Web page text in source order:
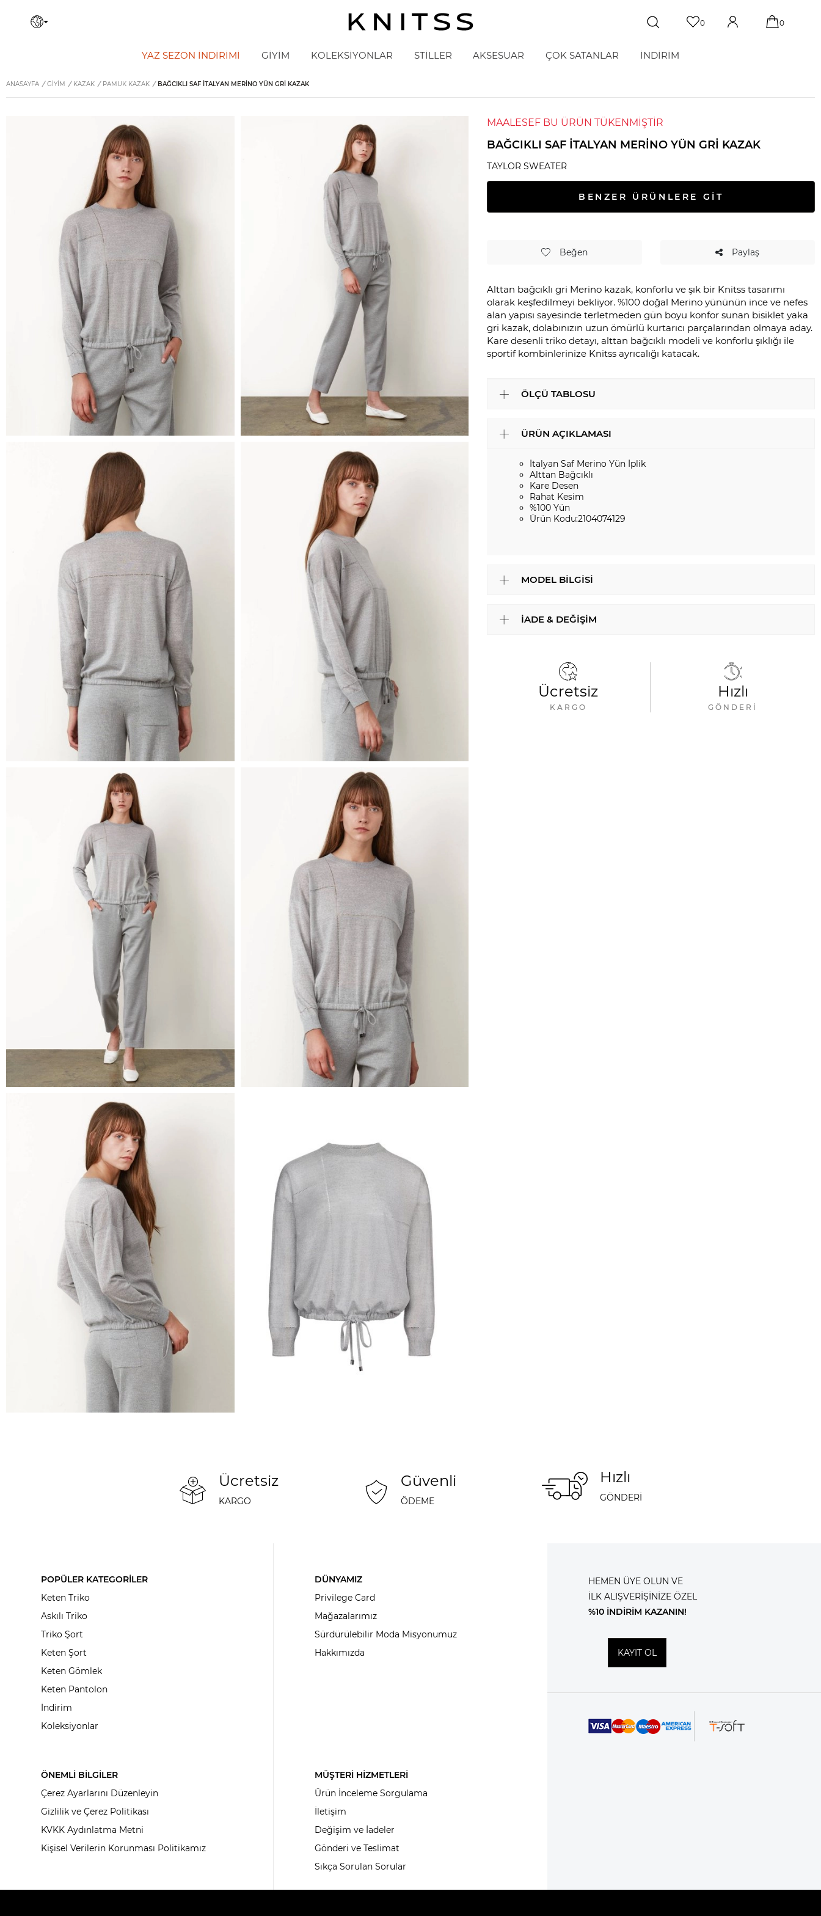
0 0
YAZ SEZON İNDIRIMI GİYİM KOLEKSİYONLAR STİLLER AKSESUAR ÇOK SATANLAR İNDİRİM
ANASAYFA / GİYİM / KAZAK / PAMUK KAZAK / BAĞCIKLI SAF İTALYAN MERINO YÜN GRI KAZAK
MAALESEF BU ÜRÜN TÜKENMİŞTİR
BAĞCIKLI SAF İTALYAN MERINO YÜN GRI KAZAK
TAYLOR SWEATER
BENZER ÜRÜNLERE GİT
Beğen Paylaş
Alttan bağcıklı gri Merino kazak, konforlu ve şık bir Knitss tasarımı
olarak keşfedilmeyi bekliyor. %100 doğal Merino yününün ince ve nefes
alan yapısı sayesinde terletmeden gün boyu konfor sunan bisiklet yaka
gri kazak, dolabınızın uzun ömürlü kurtarıcı parçalarından olmaya aday.
Kare desenli triko detayı, alttan bağcıklı modeli ve konforlu şıklığı ile
sportif kombinlerinize Knitss ayrıcalığı katacak.
ÖLÇÜ TABLOSU
ÜRÜN AÇIKLAMASI
İtalyan Saf Merino Yün İplik
Alttan Bağcıklı
Kare Desen
Rahat Kesim
%100 Yün
Ürün Kodu:2104074129
MODEL BILGISI
İADE & DEĞIŞIM
Ücretsiz
KARGO
Hızlı
GÖNDERI
Ücretsiz
KARGO
Güvenli
ÖDEME
Hızlı
GÖNDERİ
POPÜLER KATEGORİLER
Keten Triko
Askılı Triko
Triko Şort
Keten Şort
Keten Gömlek
Keten Pantolon
İndirim
Koleksiyonlar
DÜNYAMIZ
Privilege Card
Mağazalarımız
Sürdürülebilir Moda Misyonumuz
Hakkımızda
ÖNEMLİ BİLGİLER
Çerez Ayarlarını Düzenleyin
Gizlilik ve Çerez Politikası
KVKK Aydınlatma Metni
Kişisel Verilerin Korunması Politikamız
MÜŞTERİ HİZMETLERİ
Ürün İnceleme Sorgulama
İletişim
Değişim ve İadeler
Gönderi ve Teslimat
Sıkça Sorulan Sorular
HEMEN ÜYE OLUN VE
İLK ALIŞVERİŞİNİZE ÖZEL
%10 İNDİRİM KAZANIN!
KAYIT OL